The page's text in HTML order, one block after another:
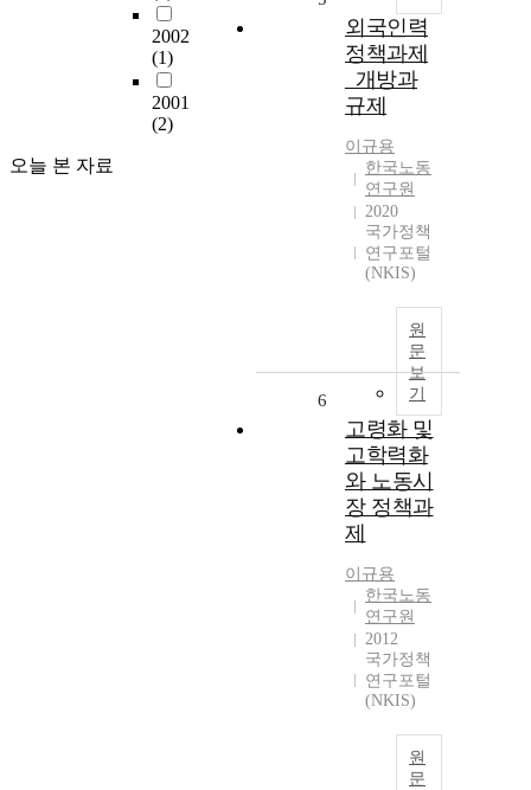
2002
(1)
2001
(2)
오늘 본 자료
외국인력
정책과제
_개방과
규제
이규용
한국노동
연구원
2020
국가정책
연구포털
(NKIS)
원
문
보
기
6
고령화 및
고학력화
와 노동시
장 정책과
제
이규용
한국노동
연구원
2012
국가정책
연구포털
(NKIS)
원
문